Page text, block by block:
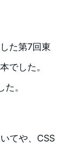
た第7回東
でした。
。
てや、CSS